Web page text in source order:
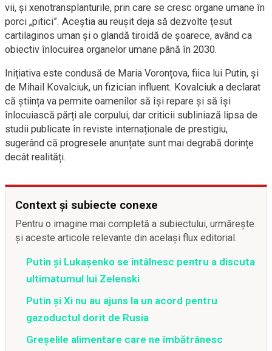
vii, și xenotransplanturile, prin care se cresc organe umane în
porci „pitici”. Aceștia au reușit deja să dezvolte țesut
cartilaginos uman și o glandă tiroidă de șoarece, având ca
obiectiv înlocuirea organelor umane până în 2030.
Inițiativa este condusă de Maria Voronțova, fiica lui Putin, și
de Mihail Kovalciuk, un fizician influent. Kovalciuk a declarat
că știința va permite oamenilor să își repare și să își
înlocuiască părți ale corpului, dar criticii subliniază lipsa de
studii publicate în reviste internaționale de prestigiu,
sugerând că progresele anunțate sunt mai degrabă dorințe
decât realități.
Context și subiecte conexe
Pentru o imagine mai completă a subiectului, urmărește
și aceste articole relevante din același flux editorial.
Putin și Lukașenko se întâlnesc pentru a discuta
ultimatumul lui Zelenski
Putin și Xi nu au ajuns la un acord pentru
gazoductul dorit de Rusia
Greșelile alimentare care ne îmbătrânesc